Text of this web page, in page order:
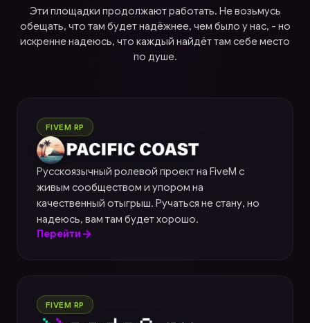
Эти площадки продолжают работать. Не возьмусь
обещать, что там будет надёжнее, чем было у нас, - но
искренне надеюсь, что каждый найдёт там себе место
по душе.
FIVEM RP
Pacific Coast
Русскоязычный ролевой проект на FiveM с
живым сообществом и упором на
качественный отыгрыш. Ручаться не стану, но
надеюсь, вам там будет хорошо.
Перейти
FIVEM RP
Code6